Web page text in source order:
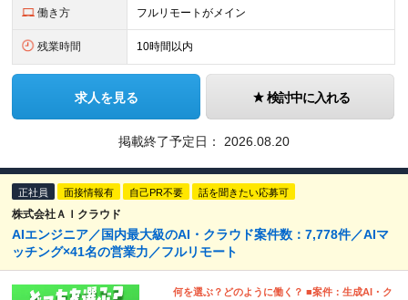
働き方 フルリモートがメイン
残業時間 10時間以内
求人を見る 検討中に入れる
掲載終了予定日： 2026.08.20
正社員 面接情報有 自己PR不要 話を聞きたい応募可
株式会社ＡＩクラウド
AIエンジニア／国内最大級のAI・クラウド案件数：7,778件／AIマ
ッチング×41名の営業力／フルリモート
何を選ぶ？どのように働く？ ■案件：生成AI・ク